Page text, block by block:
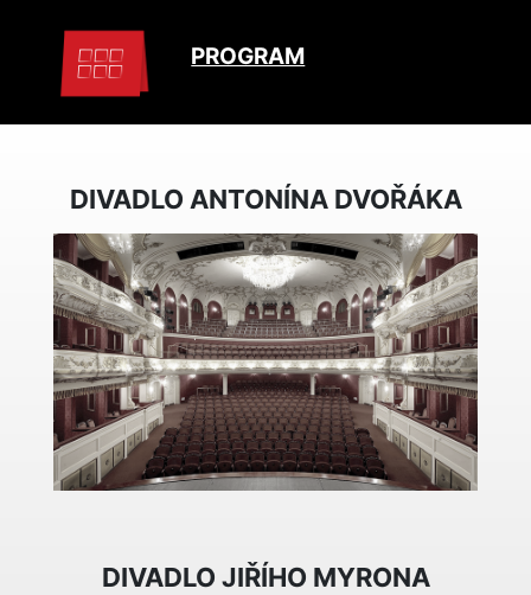
PROGRAM
DIVADLO ANTONÍNA DVOŘÁKA
DIVADLO JIŘÍHO MYRONA